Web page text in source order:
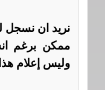
نريد ان نسجل
ممكن برغم
وليس إعلام